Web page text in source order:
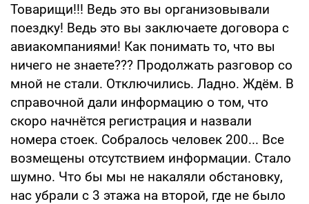
Товарищи!!! Ведь это вы организовывали
поездку! Ведь это вы заключаете договора с
авиакомпаниями! Как понимать то, что вы
ничего не знаете??? Продолжать разговор со
мной не стали. Отключились. Ладно. Ждём. В
справочной дали информацию о том, что
скоро начнётся регистрация и назвали
номера стоек. Собралось человек 200... Все
возмещены отсутствием информации. Стало
шумно. Что бы мы не накаляли обстановку,
нас убрали с 3 этажа на второй, где не было